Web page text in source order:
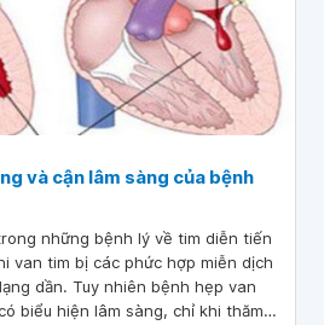
và cận lâm sàng của bệnh
những bệnh lý về tim diễn tiến
van tim bị các phức hợp miễn dịch
dần. Tuy nhiên bệnh hẹp van
biểu hiện lâm sàng, chỉ khi thăm